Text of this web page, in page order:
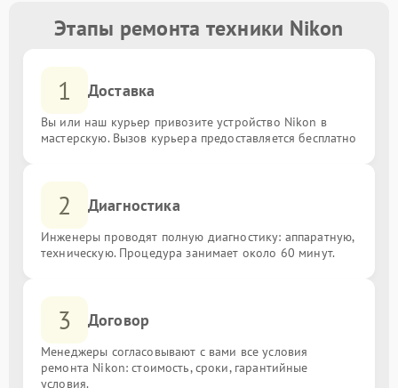
Этапы ремонта техники Nikon
1 Доставка
Вы или наш курьер привозите устройство Nikon в
мастерскую. Вызов курьера предоставляется бесплатно
2 Диагностика
Инженеры проводят полную диагностику: аппаратную,
техническую. Процедура занимает около 60 минут.
3 Договор
Менеджеры согласовывают с вами все условия
ремонта Nikon: стоимость, сроки, гарантийные
условия.